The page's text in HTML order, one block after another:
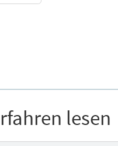
lesen